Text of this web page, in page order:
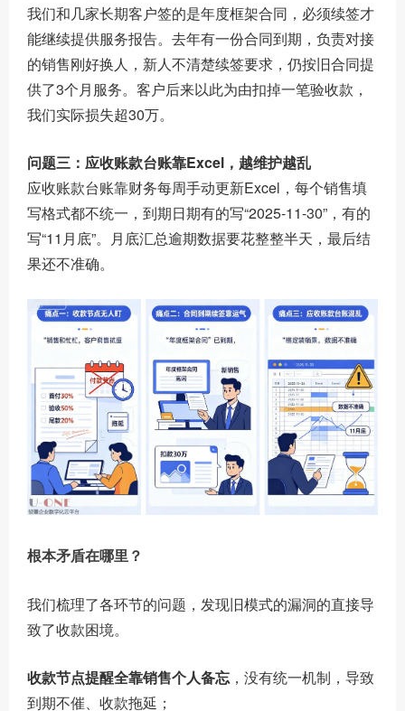
我们和几家长期客户签的是年度框架合同，必须续签才
能继续提供服务报告。去年有一份合同到期，负责对接
的销售刚好换人，新人不清楚续签要求，仍按旧合同提
供了3个月服务。客户后来以此为由扣掉一笔验收款，
我们实际损失超30万。
问题三：应收账款台账靠Excel，越维护越乱
应收账款台账靠财务每周手动更新Excel，每个销售填
写格式都不统一，到期日期有的写“2025-11-30”，有的
写“11月底”。月底汇总逾期数据要花整整半天，最后结
果还不准确。
根本矛盾在哪里？
我们梳理了各环节的问题，发现旧模式的漏洞的直接导
致了收款困境。
收款节点提醒全靠销售个人备忘，没有统一机制，导致
到期不催、收款拖延；